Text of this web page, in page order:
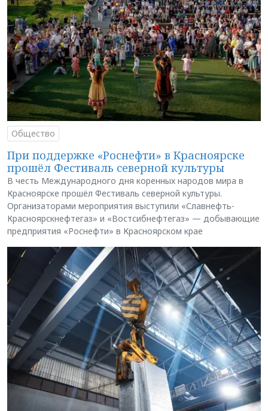
Общество
При поддержке «Роснефти» в Красноярске
прошёл Фестиваль северной культуры
В честь Международного дня коренных народов мира в
Красноярске прошёл Фестиваль северной культуры.
Организаторами мероприятия выступили «Славнефть-
Красноярскнефтегаз» и «Востсибнефтегаз» — добывающие
предприятия «Роснефти» в Красноярском крае